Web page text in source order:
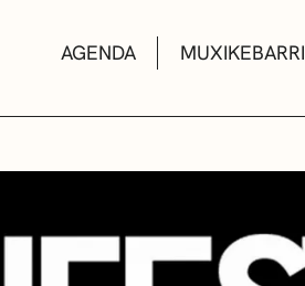
AGENDA MUXIKEBARRI
ETXEAK